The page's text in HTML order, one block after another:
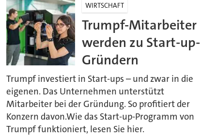
WIRTSCHAFT
Trumpf-Mitarbeiter
werden zu Start-up-
Gründern
Trumpf investiert in Start-ups – und zwar in die
eigenen. Das Unternehmen unterstützt
Mitarbeiter bei der Gründung. So profitiert der
Konzern davon.Wie das Start-up-Programm von
Trumpf funktioniert, lesen Sie hier.